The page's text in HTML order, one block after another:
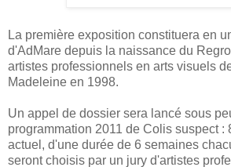
La première exposition constituera en
d'AdMare depuis la naissance du
artistes professionnels en arts visuels
Madeleine en 1998.
Un appel de dossier sera lancé sous
programmation 2011 de Colis suspect :
actuel, d'une durée de 6 semaines
seront choisis par un jury d'artistes